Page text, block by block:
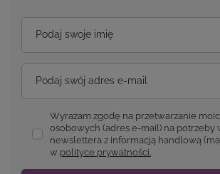
Podaj swoje imię
Podaj swój adres e-mail
Wyrażam zgodę na przetwarzanie
osobowych (adres e-mail) na potrzeby
newslettera z informacją handlową
w polityce prywatności.